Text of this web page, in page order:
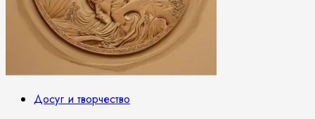
Досуг и творчество